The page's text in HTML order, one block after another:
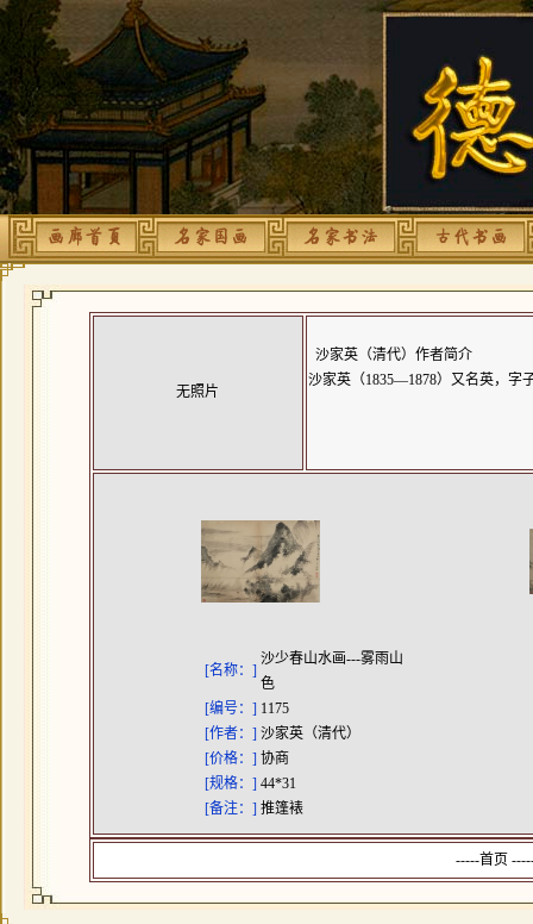
无照片
沙家英（清代）作者简介
沙家英（1835—1878）又名英，字
[名称：]
沙少春山水画---雾雨山
色
[编号：] 1175
[作者：] 沙家英（清代）
[价格：] 协商
[规格：] 44*31
[备注：] 推篷裱
-----首页